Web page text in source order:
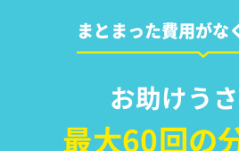
まとまった費用がな
お助けう
最大60回の